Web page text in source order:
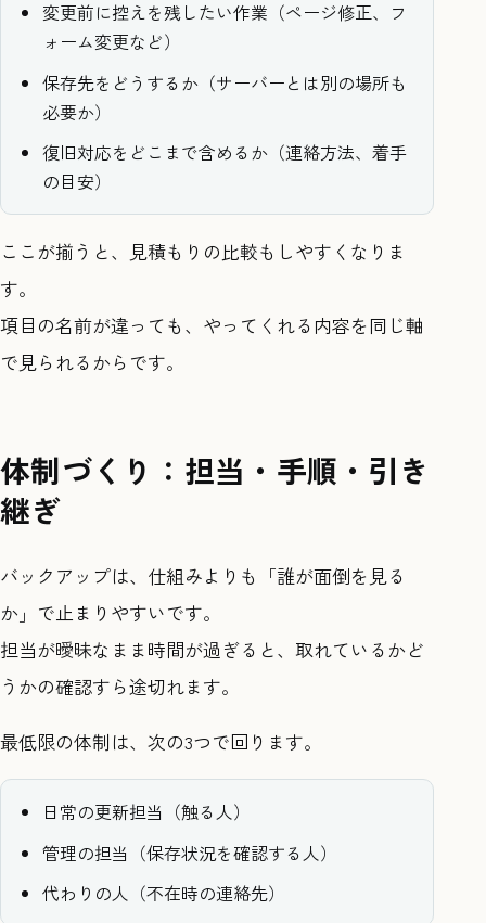
変更前に控えを残したい作業（ページ修正、フ
ォーム変更など）
保存先をどうするか（サーバーとは別の場所も
必要か）
復旧対応をどこまで含めるか（連絡方法、着手
の目安）
ここが揃うと、見積もりの比較もしやすくなりま
す。
項目の名前が違っても、やってくれる内容を同じ軸
で見られるからです。
体制づくり：担当・手順・引き
継ぎ
バックアップは、仕組みよりも「誰が面倒を見る
か」で止まりやすいです。
担当が曖昧なまま時間が過ぎると、取れているかど
うかの確認すら途切れます。
最低限の体制は、次の3つで回ります。
日常の更新担当（触る人）
管理の担当（保存状況を確認する人）
代わりの人（不在時の連絡先）